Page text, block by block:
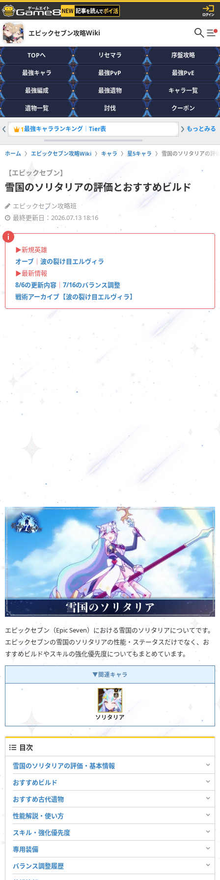
エピックセブン攻略Wiki
TOPへ リセマラ 序盤攻略
最強キャラ 最強PvP 最強PvE
最強編成 最強遺物 キャラ一覧
遺物一覧 討伐 クーポン
1最強キャラランキング｜Tier表 2
もっとみる
ホーム エピックセブン攻略Wiki キャラ 星5キャラ 雪国のソリタリアの評
【エピックセブン】
雪国のソリタリアの評価とおすすめビルド
エピックセブン攻略班
最終更新日：2026.07.13 18:16
▶︎新規英雄
オーブ ｜ 波の裂け目エルヴィラ
▶︎最新情報
8/6の更新内容 ｜ 7/16のバランス調整
戦術アーカイブ【波の裂け目エルヴィラ】
エピックセブン（Epic Seven）における雪国のソリタリアについてです。
エピックセブンの雪国のソリタリアの性能・ステータスだけでなく、お
すすめビルドやスキルの強化優先度についてもまとめています。
▼関連キャラ
ソリタリア
目次
雪国のソリタリアの評価・基本情報
おすすめビルド
おすすめ古代遺物
性能解説・使い方
スキル・強化優先度
専用装備
バランス調整履歴